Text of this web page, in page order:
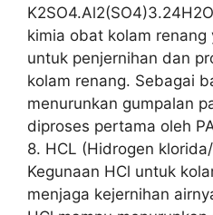
kimia obat kolam renang
untuk penjernihan dan
kolam renang. Sebagai
menurunkan gumpalan
diproses pertama oleh
8. HCL (Hidrogen
Kegunaan HCl untuk
menjaga kejernihan